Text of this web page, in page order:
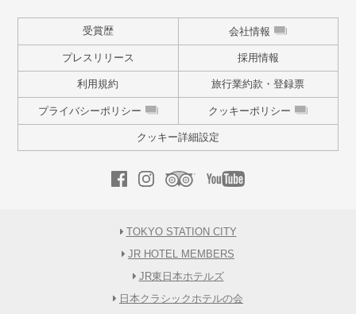
受賞歴 会社情報
プレスリリース 採用情報
利用規約 旅行業約款・登録票
プライバシーポリシー クッキーポリシー
クッキー詳細設定
TOKYO STATION CITY
JR HOTEL MEMBERS
JR東日本ホテルズ
日本クラシックホテルの会